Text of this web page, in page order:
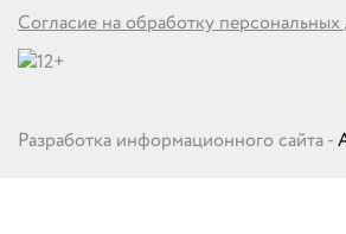
Согласие на обработку
Разработка информационного сайта -